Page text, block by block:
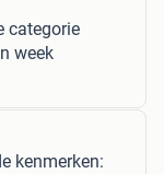
categorie
week
kenmerken: